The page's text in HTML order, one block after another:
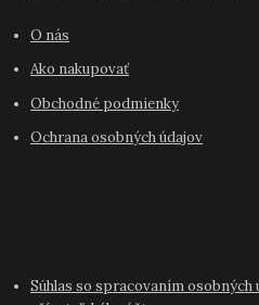
O nás
Ako nakupovať
Obchodné podmienky
Ochrana osobných údajov
Súhlas so spracovaním